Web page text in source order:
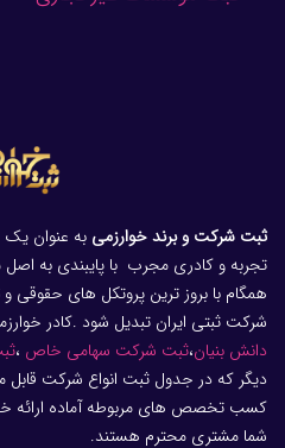
ثبت شرکت و برند خوارزمی به عنوان
تجربه و کادری مجرب با پایبندی به
همگام با بروز ترین پروتکل های حقوقی
شرکت ثبتی ایران تبدیل شود .کادر
دانش بنیان،ثبت شرکت سهامی خاص ،
دیگر که در جدول ثبت انواع شرکت قابل
کسب تخصص های مربوطه آماده ارائه
شما مشتری محترم هستند.